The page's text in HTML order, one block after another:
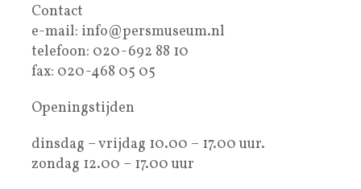
Contact
e-mail: info@persmuseum.nl
telefoon: 020-692 88 10
fax: 020-468 05 05
Openingstijden
dinsdag – vrijdag 10.00 – 17.00 uur.
zondag 12.00 – 17.00 uur